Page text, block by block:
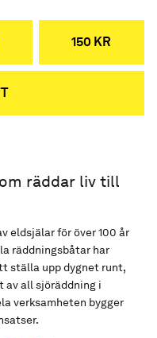
150 KR
räddar liv till
eldsjälar för över 100 år
räddningsbåtar har
ställa upp dygnet runt,
av all sjöräddning i
verksamheten bygger